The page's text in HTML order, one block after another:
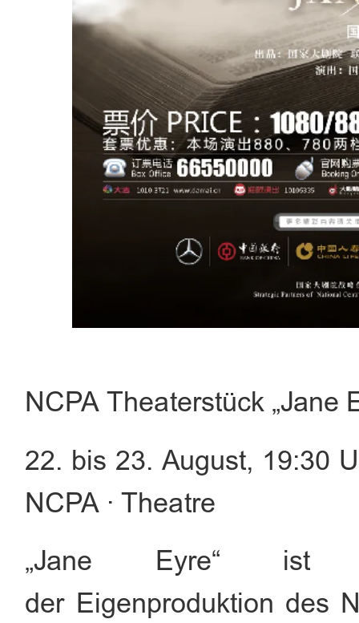
NCPA Theaterstück „Jane
22. bis 23. August, 19:30
NCPA · Theatre
„Jane Eyre“ ist
der Eigenproduktion des